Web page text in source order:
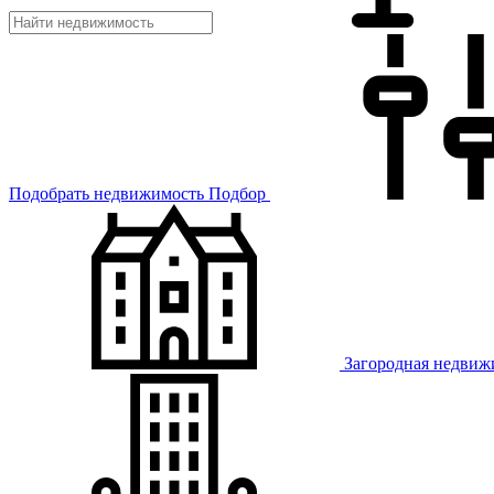
Подобрать недвижимость Подбор
Загородная